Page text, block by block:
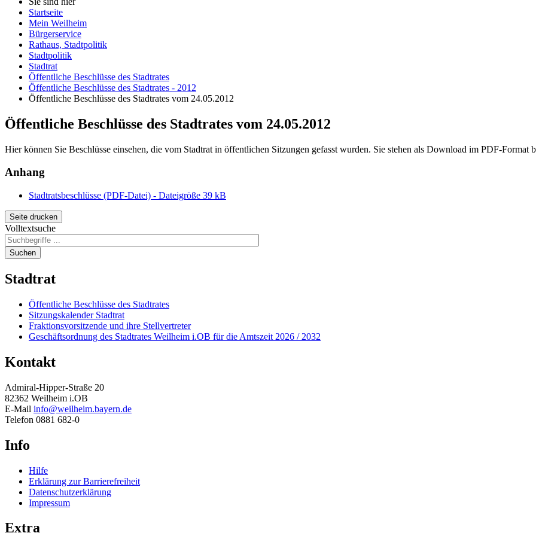
Startseite
Mein Weilheim
Bürgerservice
Rathaus, Stadtpolitik
Stadtpolitik
Stadtrat
Öffentliche Beschlüsse des Stadtrates
Öffentliche Beschlüsse des Stadtrates - 2012
Öffentliche Beschlüsse des Stadtrates vom 24.05.2012
Öffentliche Beschlüsse des Stadtrates vom 24.05.2012
Hier können Sie Beschlüsse einsehen, die vom Stadtrat in öffentlichen Sitzungen gefasst wurden. Sie stehen als Download im PDF-Format
Anhang
Stadtratsbeschlüsse (PDF-Datei) - Dateigröße 39 kB
Seite drucken
Volltextsuche
Suchen
Stadtrat
Öffentliche Beschlüsse des Stadtrates
Sitzungskalender Stadtrat
Fraktionsvorsitzende und ihre Stellvertreter
Geschäftsordnung des Stadtrates Weilheim i.OB für die Amtszeit 2026 / 2032
Kontakt
Admiral-Hipper-Straße 20
82362 Weilheim i.OB
E-Mail info@weilheim.bayern.de
Telefon 0881 682-0
Info
Hilfe
Erklärung zur Barrierefreiheit
Datenschutzerklärung
Impressum
Extra